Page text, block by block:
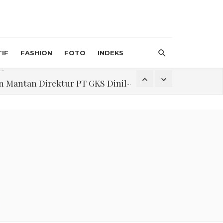
FASHION FOTO INDEKS
Direktur PT GKS Dinilai Rancu